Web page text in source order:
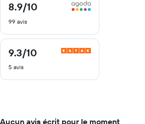
8.9/10
8.9
10
99 avis
9.3/10
9.3
10
5 avis
Aucun avis écrit pour le moment